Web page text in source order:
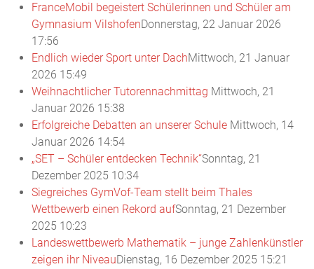
FranceMobil begeistert Schülerinnen und Schüler am
Gymnasium VilshofenDonnerstag, 22 Januar 2026
17:56
Endlich wieder Sport unter DachMittwoch, 21 Januar
2026 15:49
Weihnachtlicher Tutorennachmittag Mittwoch, 21
Januar 2026 15:38
Erfolgreiche Debatten an unserer Schule Mittwoch, 14
Januar 2026 14:54
„SET – Schüler entdecken Technik“Sonntag, 21
Dezember 2025 10:34
Siegreiches GymVof-Team stellt beim Thales
Wettbewerb einen Rekord aufSonntag, 21 Dezember
2025 10:23
Landeswettbewerb Mathematik – junge Zahlenkünstler
zeigen ihr NiveauDienstag, 16 Dezember 2025 15:21